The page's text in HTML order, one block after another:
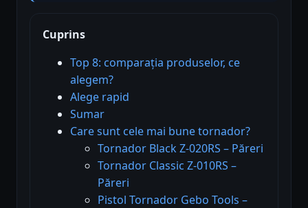
Cuprins
Top 8: comparația produselor, ce
alegem?
Alege rapid
Sumar
Care sunt cele mai bune tornador?
Tornador Black Z-020RS – Păreri
Tornador Classic Z-010RS –
Păreri
Pistol Tornador Gebo Tools –